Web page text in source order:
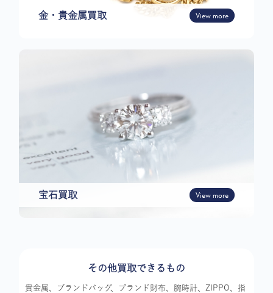
金・貴金属買取 View more
宝石買取 View more
その他買取できるもの
貴金属、ブランドバッグ、ブランド財布、腕時計、ZIPPO、指